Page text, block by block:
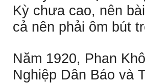
Kỳ chưa cao, nên
cả nên phải ôm bút
Năm 1920, Phan
Nghiệp Dân Báo và